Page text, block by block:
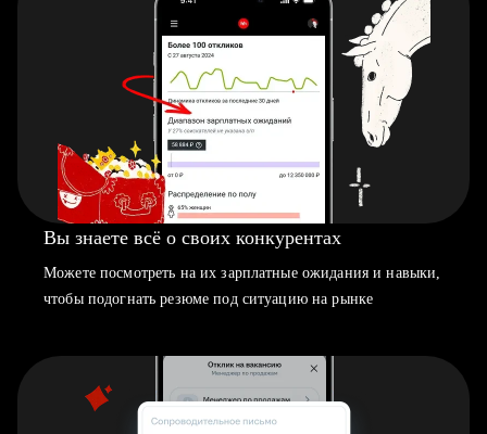
Вы знаете всё о своих конкурентах
Можете посмотреть на их зарплатные ожидания и навыки,
чтобы подогнать резюме под ситуацию на рынке